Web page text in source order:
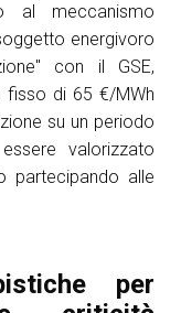
al meccanismo
energivoro
con il GSE,
fisso di 65 €/MWh
su un periodo
valorizzato
partecipando alle
per